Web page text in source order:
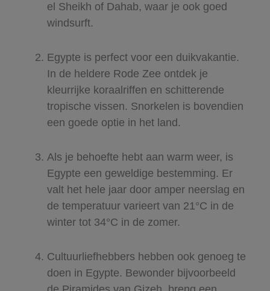
el Sheikh of Dahab, waar je ook goed
windsurft.
Egypte is perfect voor een duikvakantie.
In de heldere Rode Zee ontdek je
kleurrijke koraalriffen en schitterende
tropische vissen. Snorkelen is bovendien
een goede optie in het land.
Als je behoefte hebt aan warm weer, is
Egypte een geweldige bestemming. Er
valt het hele jaar door amper neerslag en
de temperatuur varieert van 21°C in de
winter tot 34°C in de zomer.
Cultuurliefhebbers hebben ook genoeg te
doen in Egypte. Bewonder bijvoorbeeld